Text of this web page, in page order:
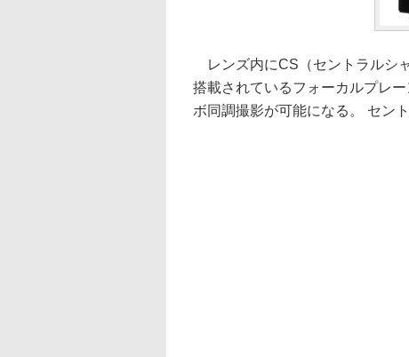
レンズ内にCS（セントラルシ
搭載されているフォーカルプレ
ボ同調撮影が可能になる。 セン